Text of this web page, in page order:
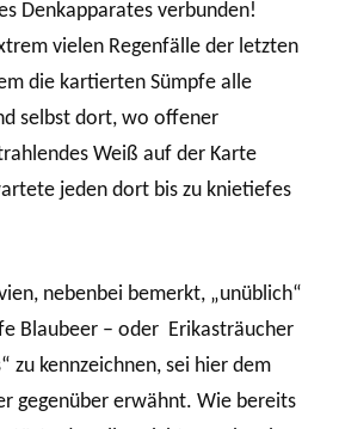
Denkapparates verbunden!
vielen Regenfälle der letzten
die kartierten Sümpfe alle
selbst dort, wo offener
Weiß auf der Karte
jeden dort bis zu knietiefes
nebenbei bemerkt, „unüblich“
Blaubeer – oder Erikasträucher
zu kennzeichnen, sei hier dem
gegenüber erwähnt. Wie bereits